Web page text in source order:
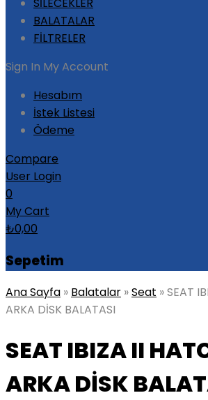
BALATALAR
FİLTRELER
Sign In My Account
Hesabım
İstek Listesi
Ödeme
Compare
User Login
0
My Cart
₺0,00
Sepetim
Ana Sayfa » Balatalar »Seat »SEAT
ARKA DİSK BALATASI
SEAT IBIZA II
ARKA DİSK